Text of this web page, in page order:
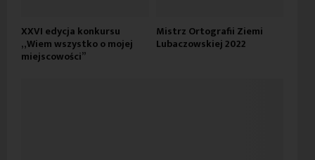
XXVI edycja konkursu
„Wiem wszystko o mojej
miejscowości”
Mistrz Ortografii Ziemi
Lubaczowskiej 2022